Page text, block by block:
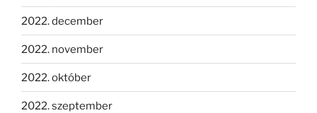
2022. december
2022. november
2022. október
2022. szeptember